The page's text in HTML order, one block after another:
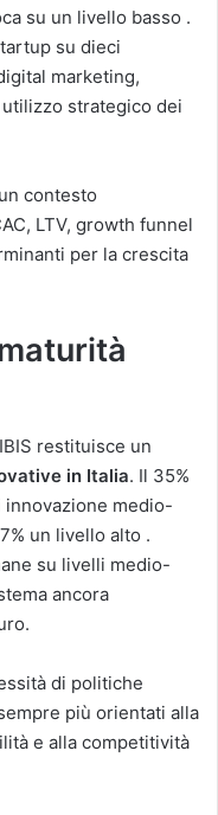
su un livello basso .
su dieci
marketing,
strategico dei
contesto
LTV, growth funnel
per la crescita
restituisce un
in Italia. Il 35%
medio-
un livello alto .
su livelli medio-
ancora
di politiche
più orientati alla
e alla competitività